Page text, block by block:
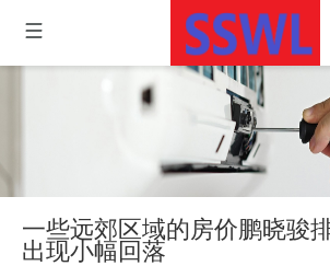
一些远郊区域的房价鹏晓骏
出现小幅回落